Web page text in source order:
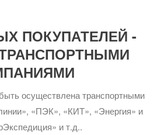
ПОКУПАТЕЛЕЙ -
осуществлена транспортными
«ПЭК», «КИТ», «Энергия» и
и т.д..